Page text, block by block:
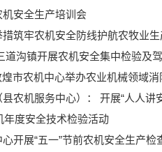
安全生产培训会
筑牢农机安全防线护航农牧业
道沟镇开展农机安全集中检验及
煌市农机中心举办农业机械领域
农机服务中心）： 开展“人人
年度安全技术检验活动
开展“五一”节前农机安全生产检